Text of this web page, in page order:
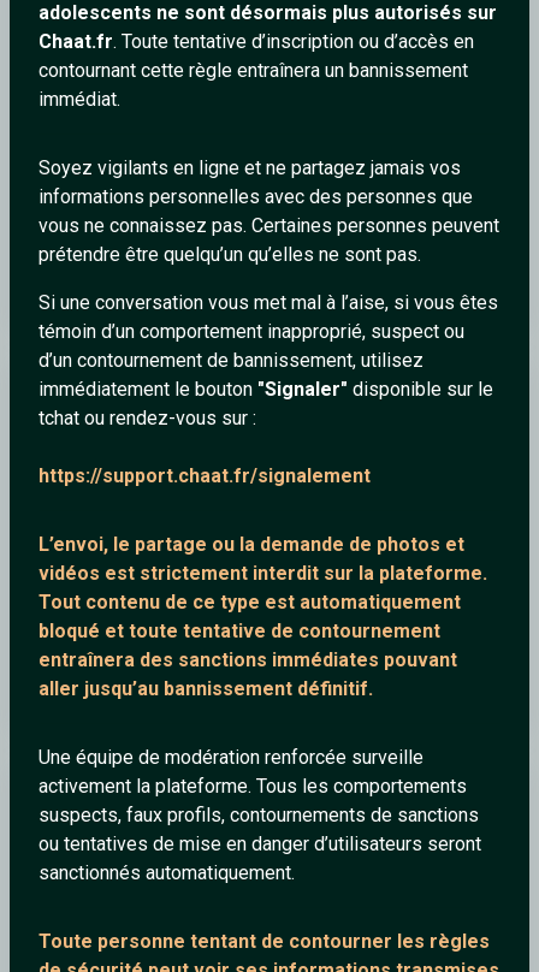
adolescents ne sont désormais plus autorisés sur
Chaat.fr. Toute tentative d’inscription ou d’accès en
contournant cette règle entraînera un bannissement
immédiat.
Soyez vigilants en ligne et ne partagez jamais vos
informations personnelles avec des personnes que
vous ne connaissez pas. Certaines personnes peuvent
prétendre être quelqu’un qu’elles ne sont pas.
Si une conversation vous met mal à l’aise, si vous êtes
témoin d’un comportement inapproprié, suspect ou
d’un contournement de bannissement, utilisez
immédiatement le bouton "Signaler" disponible sur le
tchat ou rendez-vous sur :
https://support.chaat.fr/signalement
L’envoi, le partage ou la demande de photos et
vidéos est strictement interdit sur la plateforme.
Tout contenu de ce type est automatiquement
bloqué et toute tentative de contournement
entraînera des sanctions immédiates pouvant
aller jusqu’au bannissement définitif.
Une équipe de modération renforcée surveille
activement la plateforme. Tous les comportements
suspects, faux profils, contournements de sanctions
ou tentatives de mise en danger d’utilisateurs seront
sanctionnés automatiquement.
Toute personne tentant de contourner les règles
Travis - Why Does It Always Rain On Me? (Official HD Music
FraGrance
RetroSync| The Gilded Cage | Music Video Tribute
FraGrance